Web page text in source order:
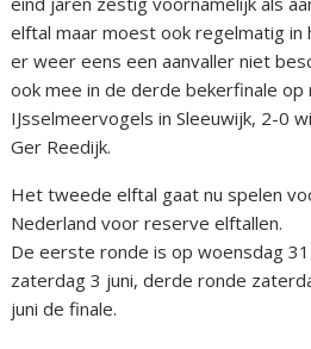
elftal maar moest ook regelmatig
er weer eens een aanvaller niet
ook mee in de derde bekerfinale
IJsselmeervogels in Sleeuwijk, 2-0
Ger Reedijk.
Het tweede elftal gaat nu spelen
Nederland voor reserve elftallen.
De eerste ronde is op woensdag
zaterdag 3 juni, derde ronde
juni de finale.